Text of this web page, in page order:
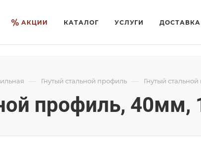
АКЦИИ КАТАЛОГ УСЛУГИ
— Гнутый стальной профиль — Гнутый
профиль, 40мм,